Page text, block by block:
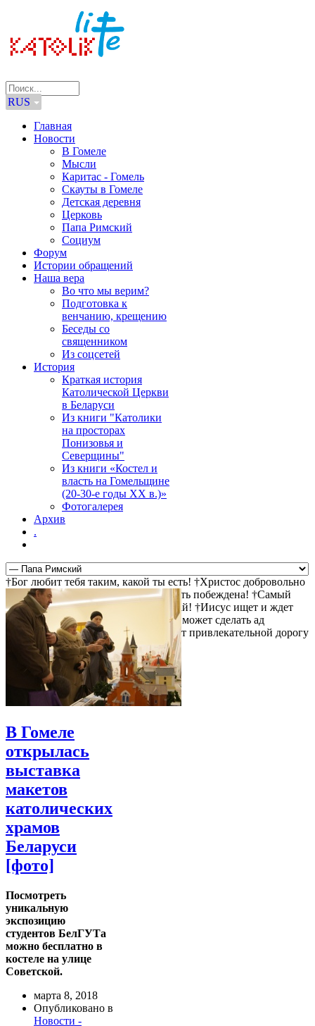
RUS
Главная
Новости
В Гомеле
Мысли
Каритас - Гомель
Скауты в Гомеле
Детская деревня
Церковь
Папа Римский
Социум
Форум
Истории обращений
Наша вера
Во что мы верим?
Подготовка к
венчанию, крещению
Беседы со
священником
Из соцсетей
История
Краткая история
Католической Церкви
в Беларуси
Из книги "Католики
на просторах
Понизовья и
Северщины"
Из книги «Костел и
власть на Гомельщине
(20-30-е годы ХХ в.)»
Фотогалерея
Архив
.
†Бог любит тебя таким, какой ты есть! †Христос добровольно
пошел на крест за твои грехи †Смерть побеждена! †Самый
прямой путь к спасению - не осуждай! †Иисус ищет и ждет
тебя! †Христос воскрес! †Дьявол не может сделать ад
привлекательным, поэтому он делает привлекательной дорогу
В Гомеле
открылась
выставка
макетов
католических
храмов
Беларуси
[фото]
Посмотреть
уникальную
экспозицию
студентов БелГУТа
можно бесплатно в
костеле на улице
Советской.
марта 8, 2018
Опубликовано в
Новости -